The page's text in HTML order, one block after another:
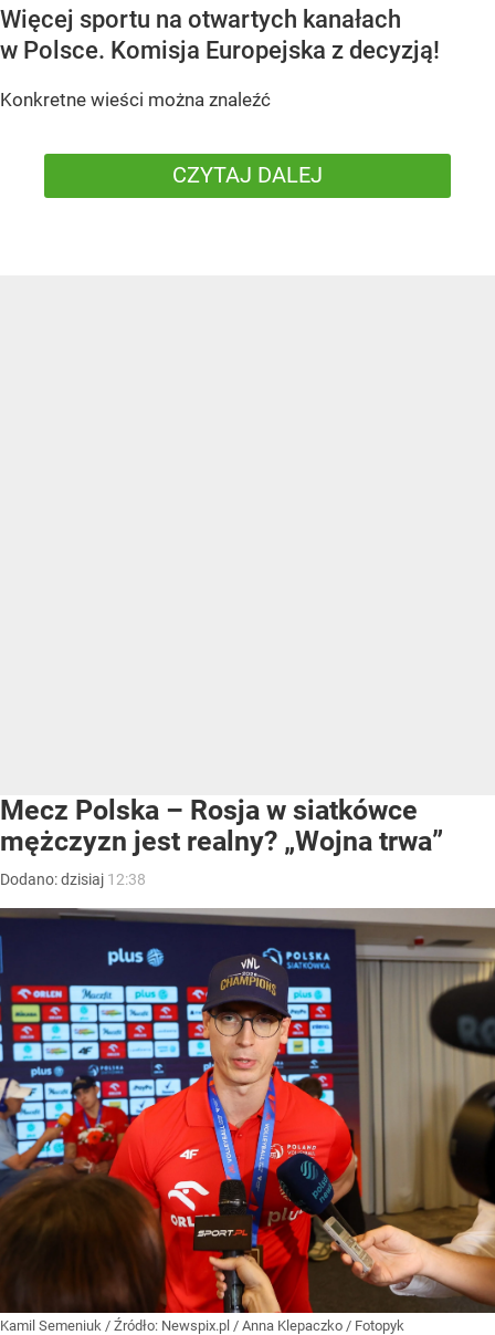
Więcej sportu na otwartych kanałach
w Polsce. Komisja Europejska z decyzją!
Konkretne wieści można znaleźć
CZYTAJ DALEJ
Mecz Polska – Rosja w siatkówce
mężczyzn jest realny? „Wojna trwa”
Dodano:dzisiaj 12:38
Kamil Semeniuk / Źródło: Newspix.pl / Anna Klepaczko / Fotopyk